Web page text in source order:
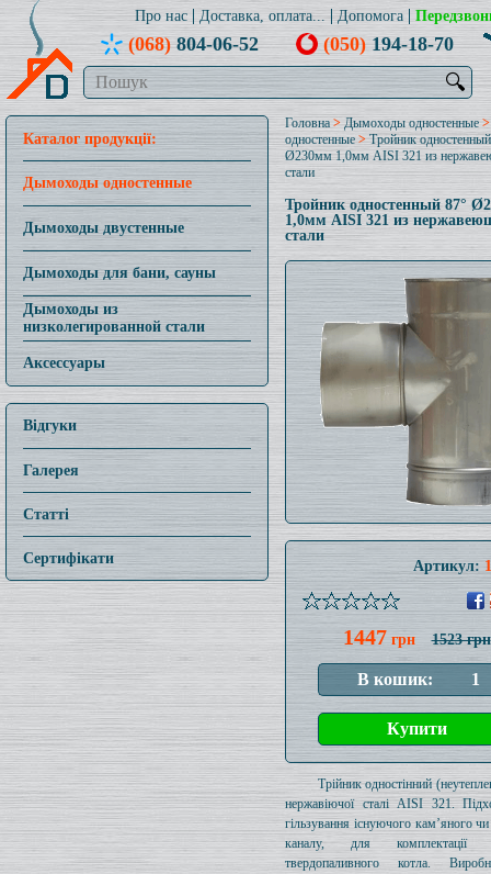
Про нас Доставка, оплата... Допомога
(068)804-06-52 (050)194-18-70
🔍
Каталог продукції:
Дымоходы одностенные
Дымоходы двустенные
Дымоходы для бани, сауны
Дымоходы из
низколегированной стали
Аксессуары
Відгуки
Галерея
Статті
Сертифікати
Головна > Дымоходы одностенные
одностенные >Тройник
Ø230мм 1,0мм AISI 321 из
стали
Тройник одностенный 87°
1,0мм AISI 321 из
стали
Артикул:
1447 грн 1523 грн
Трійник одностінний
нержавіючої сталі AISI 321.
гільзування існуючого кам’яного
каналу, для комплектації
твердопаливного котла.